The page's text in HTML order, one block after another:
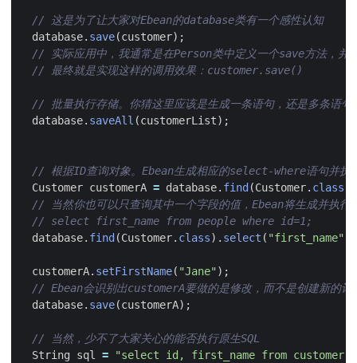
// 这是为了让大家对Ebean的database类有一个感性认知
database. save(customer);
// 实际应用中，我通常是在Person类中定义一个save方法，
// 最终就是实现这样的调用效果：customer.save()
// 批量执行存储。你猜这里应该是生成一条语句，还是多条语句
database. saveAll (customerList);
// 根据ID查询对象。Ebean生成相应的select-where语句并执
Customer customerA = database. find (Customer. class
// 当然你也可以只查询其中一个字段的值，Ebean将生成并执行
// select first_name from people where id=1;
database. find (Customer. class). select ( "first_name"
customerA. setFirstName( "Jane");
// Ebean会识别出customerA要做的是修改，而不是创建新的
database. save(customerA);
// 当然，少不了大家关心的能否执行原生SQL
String
sql =
"select id, first_name from customer